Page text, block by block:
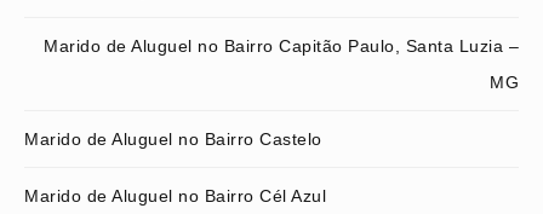
Marido de Aluguel no Bairro Capitão Paulo, Santa Luzia –
MG
Marido de Aluguel no Bairro Castelo
Marido de Aluguel no Bairro Cél Azul